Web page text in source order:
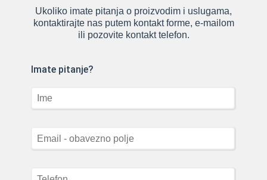
Ukoliko imate pitanja o proizvodim i uslugama,
kontaktirajte nas putem kontakt forme, e-mailom
ili pozovite kontakt telefon.
Imate pitanje?